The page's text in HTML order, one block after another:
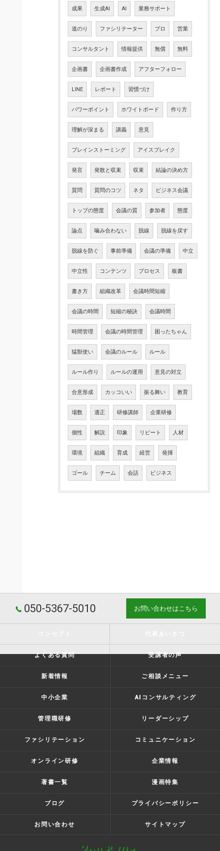
成果 生成AI AI 業務サポート
道のり ファシリテーター プロ 営業
コンサルタント 情報提供 無償 無料
企画書 企画書作成 アフターフォロー
LINE レポート 習慣づけ
パワーポイント ホワイトボード 作り方
理解が深まる 講義 意見
ブレインストーミング アイスブレイク
発言 発散と収束 収束 結論の決め方
質問 質問のコツ ネタ ビジネス会議
トップの態度 会議の質 参加者 態度
論点 噛み合わない 脱線 脱線を戻す
脱線を防ぐ 事前準備 会議の準備 中立
中立性 コンテンツ プロセス 板書
書き方 組織改革 会議時間短縮
会議の時間 短縮の秘訣 会議時間
時間管理 会議の時間管理 困ったちゃん
猛獣使い 会議のルール ルール
ルール作り ルールの運用 意見の対立
合意形成 カッコいい 振る舞い 教育
場数 適正 研修講師 企業研修
個性 解説 印象 リピート 人材
環境 組織 育成 経営 発揮
ゴール チーム 会話 ビジネス
050-5367-5010 お問い合わせはこちら
よくある質問 受講者の声
新着情報 ご相談メニュー
中小企業 AIコンサルティング
管理職研修 リーダーシップ
ファシリテーション コミュニケーション
オンライン研修 企業情報
著書一覧 漫画特集
ブログ プライバシーポリシー
お問い合わせ サイトマップ